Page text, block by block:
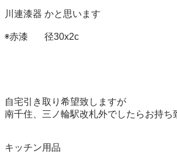
川連漆器 かと思います
◉赤漆       径30x2c
自宅引き取り希望致しますが
南千住、三ノ輪駅改札外でしたらお持ち
キッチン用品